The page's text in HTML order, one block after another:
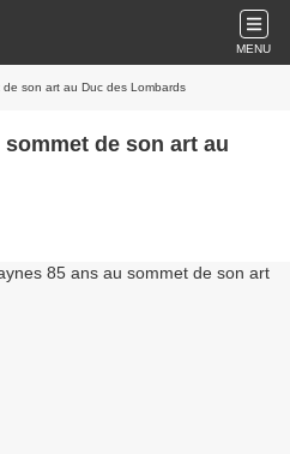
MENU
son art au Duc des Lombards
de son art au